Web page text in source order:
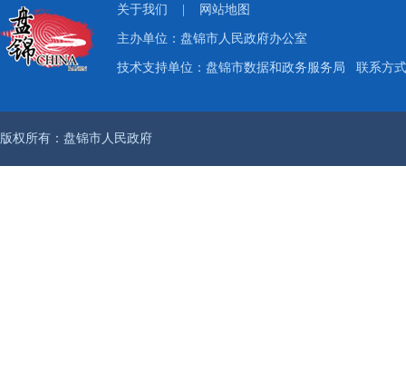
关于我们 网站地图
主办单位：盘锦市人民政府办公室
技术支持单位：盘锦市数据和政务服务局 联系方
版权所有：盘锦市人民政府